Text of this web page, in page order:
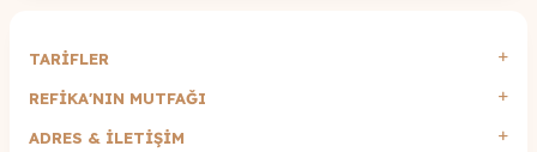
TARİFLER
REFİKA'NIN MUTFAĞI
ADRES & İLETIŞIM